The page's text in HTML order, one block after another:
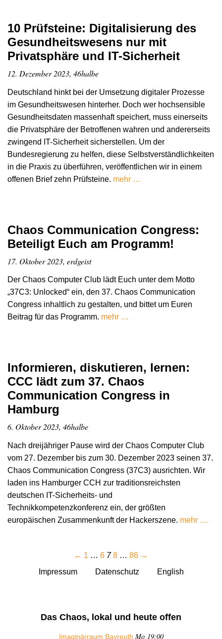
10 Prüfsteine: Digitalisierung des
Gesundheitswesens nur mit
Privatsphäre und IT-Sicherheit
12. Dezember 2023, 46halbe
Deutschland hinkt bei der Umsetzung digitaler Prozesse
im Gesundheitswesen hinterher. Doch wer hochsensible
Gesundheitsdaten massenhaft speichert, muss einerseits
die Privatsphäre der Betroffenen wahren und andererseits
zwingend IT-Sicherheit sicherstellen. Um der
Bundesregierung zu helfen, diese Selbstverständlichkeiten
in die Praxis zu überführen, veröffentlichen wir in einem
offenen Brief zehn Prüfsteine. mehr …
Chaos Communication Congress:
Beteiligt Euch am Programm!
17. Oktober 2023, erdgeist
Der Chaos Computer Club lädt Euch unter dem Motto
„37C3: Unlocked“ ein, den 37. Chaos Communication
Congress inhaltlich zu gestalten, und bittet um Euren
Beitrag für das Programm. mehr …
Informieren, diskutieren, lernen:
CCC lädt zum 37. Chaos
Communication Congress in
Hamburg
6. Oktober 2023, 46halbe
Nach dreijähriger Pause wird der Chaos Computer Club
vom 27. Dezember bis zum 30. Dezember 2023 seinen 37.
Chaos Communication Congress (37C3) ausrichten. Wir
laden ins Hamburger CCH zur traditionsreichsten
deutschen IT-Sicherheits- und
Technikkompetenzkonferenz ein, der größten
europäischen Zusammenkunft der Hackerszene. mehr …
← 1 … 6 7 8 … 86 →
Impressum
Datenschutz English
Das Chaos, lokal und heute offen
Imaginärraum Bayreuth Mo 19:00